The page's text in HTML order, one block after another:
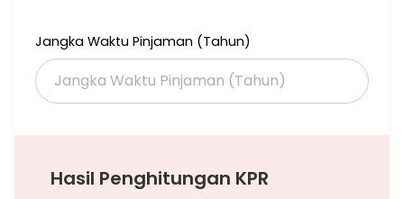
Jangka Waktu Pinjaman (Tahun)
Hasil Penghitungan KPR